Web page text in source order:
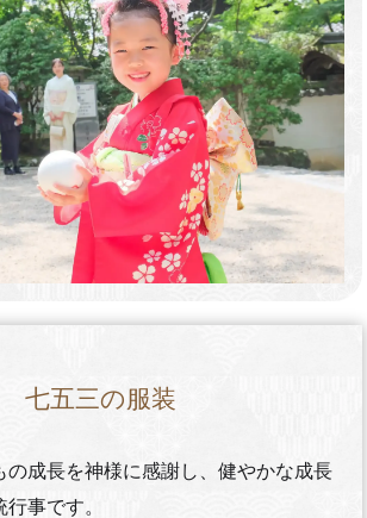
七五三の服装
の成長を神様に感謝し、健やかな成長
事です。